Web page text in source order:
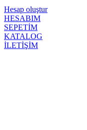
Hesap oluştur
HESABIM
SEPETİM
KATALOG
İLETİŞİM